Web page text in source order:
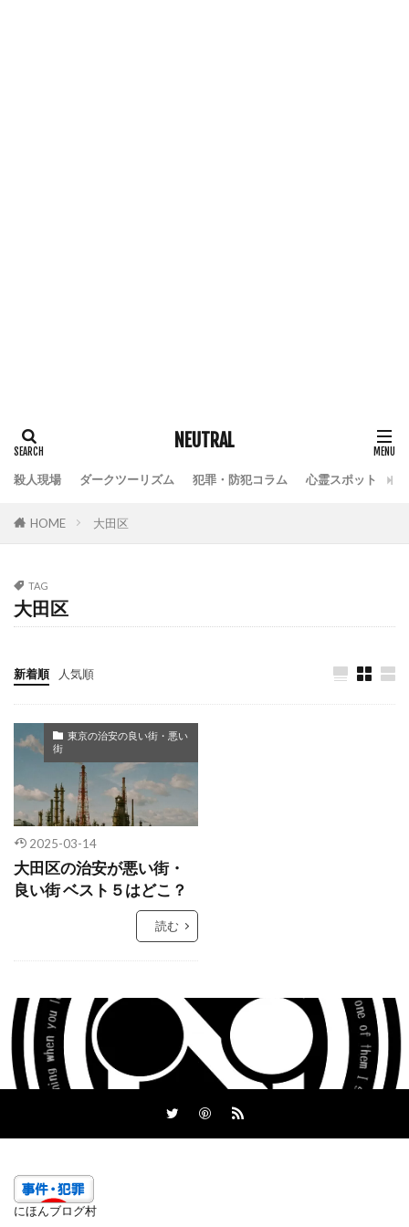
NEUTRAL
殺人現場 ダークツーリズム 犯罪・防犯コラム 心霊スポット
HOME 大田区
TAG
大田区
新着順 人気順
東京の治安の良い街・悪い
街
2025-03-14
大田区の治安が悪い街・
良い街 ベスト５はどこ？
読む
にほんブログ村